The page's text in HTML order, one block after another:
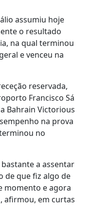
assumiu hoje
o resultado
na qual terminou
e venceu na
reservada,
Francisco Sá
Bahrain Victorious
na prova
no
a assentar
de que fiz algo de
momento e agora
afirmou, em curtas